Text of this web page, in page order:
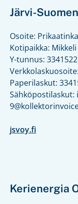
Järvi-
Osoite:
Kotipaikka: Mikkeli
Y-tunnus:
Paperilaskut:
Sähköpostilaskut:
jsvoy.fi
Kerienergia